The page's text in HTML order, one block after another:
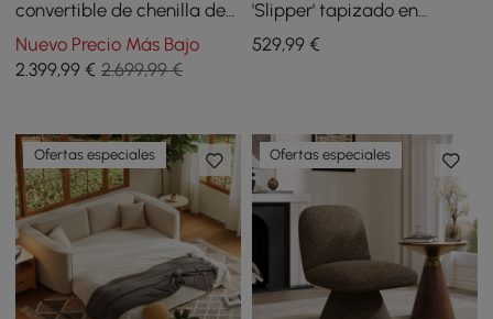
convertible de chenilla de
221 cm y 2 plazas con
mando a distancia
Nuevo Precio Más Bajo
2.399,99 € 2.699,99 €
'Slipper' tapizado en
bouclé de alto rendimiento
de 45,7 cm
529,99€
Ofertas especiales Ofertas especiales